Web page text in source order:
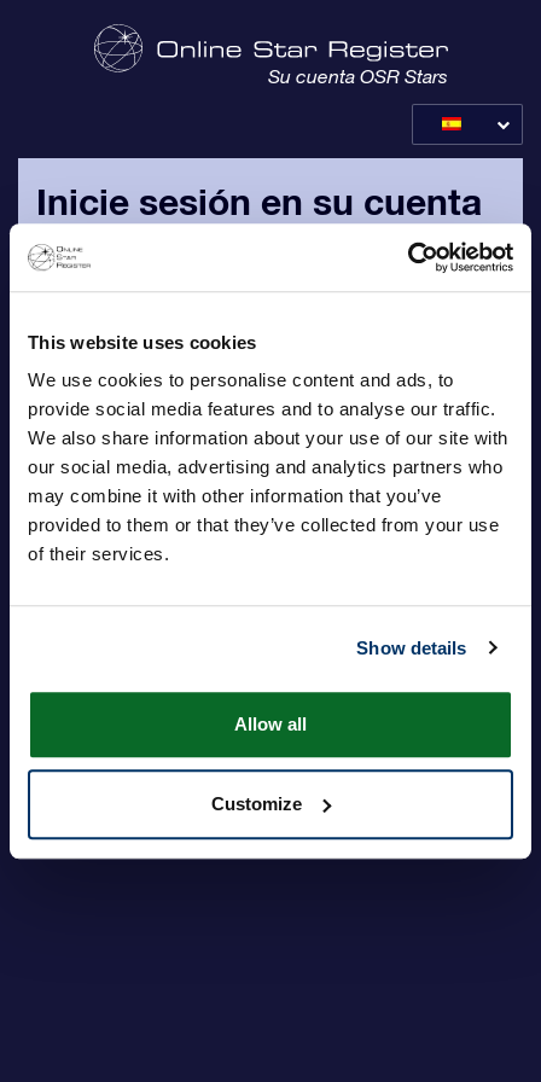
This website uses cookies
We use cookies to personalise content and ads, to
provide social media features and to analyse our traffic.
We also share information about your use of our site with
our social media, advertising and analytics partners who
may combine it with other information that you’ve
provided to them or that they’ve collected from your use
of their services.
Show details
Allow all
Customize
Su cuenta OSR Stars
Inicie sesión en su cuenta
OSR
Correo electrónico
Contraseña
¿Olvidó su contraseña?
Inicie sesión